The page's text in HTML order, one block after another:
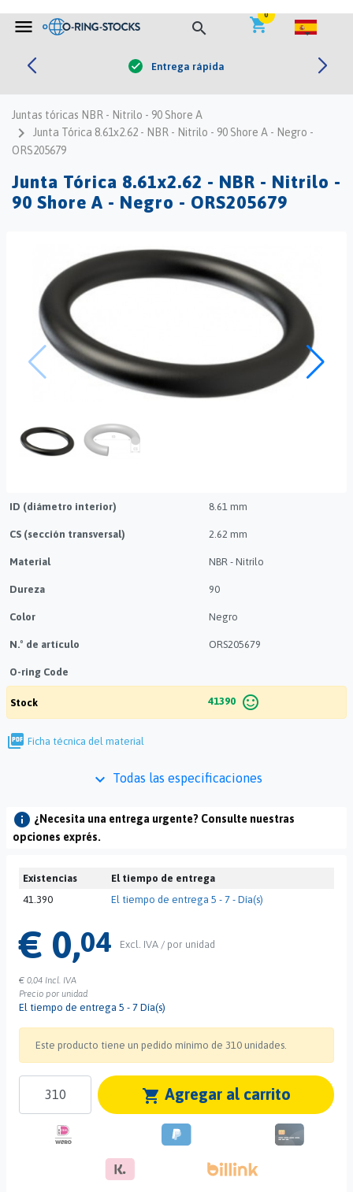
menu search shopping_cart
0
check Entrega rápida
Juntas tóricas NBR - Nitrilo - 90 Shore A
navigate_next
Junta Tórica 8.61x2.62 - NBR - Nitrilo - 90 Shore A - Negro -
ORS205679
Junta Tórica 8.61x2.62 - NBR - Nitrilo -
90 Shore A - Negro - ORS205679


ID (diámetro interior) 8.61 mm
CS (sección transversal) 2.62 mm
Material NBR - Nitrilo
Dureza 90
Color Negro
N.º de artículo ORS205679
O-ring Code
Stock 41390 sentiment_satisfied_alt
picture_as_pdf Ficha técnica del material
keyboard_arrow_down Todas las especificaciones
info ¿Necesita una entrega urgente? Consulte nuestras
opciones exprés.
Existencias
El tiempo de entrega
41.390
El tiempo de entrega 5 - 7 - Día(s)
€ 0,04 Excl. IVA / por unidad
€ 0,04 Incl. IVA
Precio por unidad
El tiempo de entrega 5 - 7 Día(s)
Este producto tiene un pedido mínimo de 310 unidades.
shopping_cart Agregar al carrito